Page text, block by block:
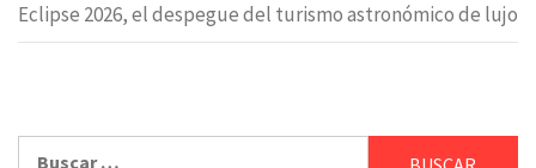
Eclipse 2026, el despegue del turismo astronómico de lujo